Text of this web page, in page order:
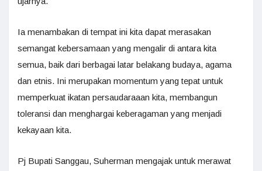
Ia menambakan di tempat ini kita dapat merasakan
semangat kebersamaan yang mengalir di antara kita
semua, baik dari berbagai latar belakang budaya, agama
dan etnis. Ini merupakan momentum yang tepat untuk
memperkuat ikatan persaudaraaan kita, membangun
toleransi dan menghargai keberagaman yang menjadi
kekayaan kita.
Pj Bupati Sanggau, Suherman mengajak untuk merawat